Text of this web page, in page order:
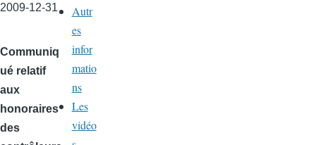
2009-12-31
Communiq
ué relatif
aux
honoraires
des
Autr
es
infor
matio
ns
Les
vidéo